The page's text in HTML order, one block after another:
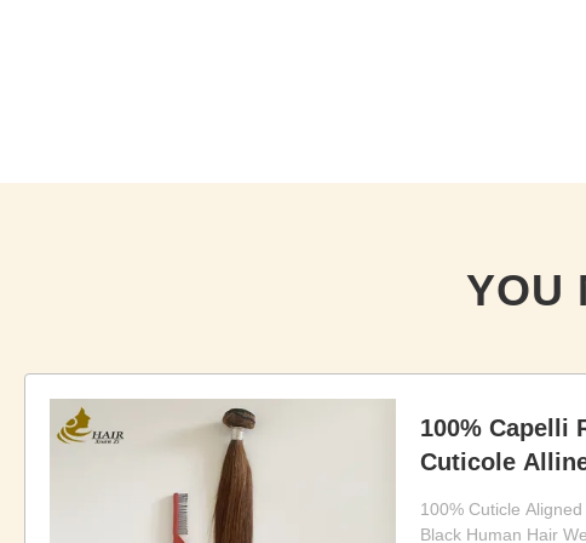
YOU
100% Capelli
Cuticole
Umani
100% Cuticle
Black Human Hair